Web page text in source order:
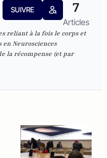
SUIVRE 7
Articles
reliant à la fois le corps et
Neurosciences
la récompense (et par